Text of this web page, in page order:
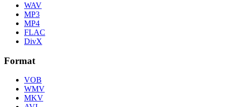
WAV
MP3
MP4
FLAC
DivX
Format
VOB
WMV
MKV